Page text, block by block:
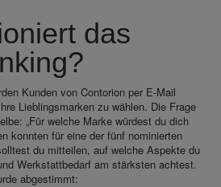
das
Kunden von Contorion per E-Mail
Lieblingsmarken zu wählen. Die Frage
„Für welche Marke würdest du dich
konnten für eine der fünf nominierten
du mitteilen, auf welche Aspekte du
Werkstattbedarf am stärksten achtest.
abgestimmt: